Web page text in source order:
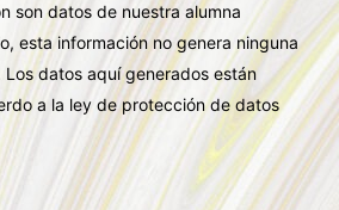
son datos de nuestra alumna
esta información no genera ninguna
Los datos aquí generados están
a la ley de protección de datos